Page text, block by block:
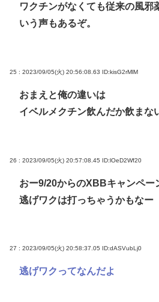
ワクチンがなくても従来の風邪
いう声もあるぞ。
25 : 2023/09/05(火) 20:56:08.63 ID:kisG2rMlM
おまえと俺の違いは
イベルメクチン飲んだか飲まな
26 : 2023/09/05(火) 20:57:08.45 ID:lOeD2Wf20
おー9/20からのXBBキャンペー
逃げワクは打っちゃうかもなー
27 : 2023/09/05(火) 20:58:37.05 ID:dASVubLj0
逃げワクってなんだよ